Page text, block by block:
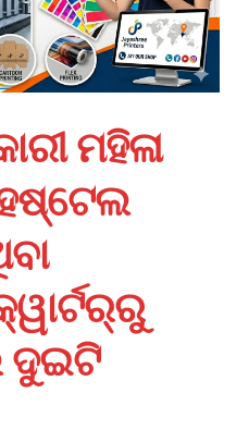
ମହିଳା
ଦୁଇଟି